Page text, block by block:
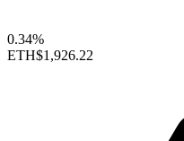
0.34%
ETH$1,926.22